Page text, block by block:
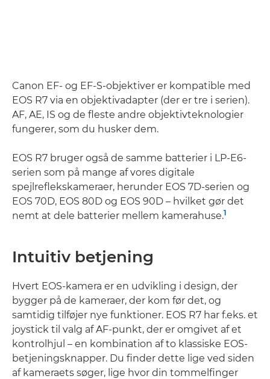
Canon EF- og EF-S-objektiver er kompatible med
EOS R7 via en objektivadapter (der er tre i serien).
AF, AE, IS og de fleste andre objektivteknologier
fungerer, som du husker dem.
EOS R7 bruger også de samme batterier i LP-E6-
serien som på mange af vores digitale
spejlreflekskameraer, herunder EOS 7D-serien og
EOS 70D, EOS 80D og EOS 90D – hvilket gør det
nemt at dele batterier mellem kamerahuse.1
Intuitiv betjening
Hvert EOS-kamera er en udvikling i design, der
bygger på de kameraer, der kom før det, og
samtidig tilføjer nye funktioner. EOS R7 har f.eks. et
joystick til valg af AF-punkt, der er omgivet af et
kontrolhjul – en kombination af to klassiske EOS-
betjeningsknapper. Du finder dette lige ved siden
af kameraets søger, lige hvor din tommelfinger